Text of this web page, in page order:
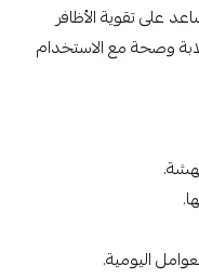
على تقوية الأظافر
وصحة مع الاستخدام
اليومية.